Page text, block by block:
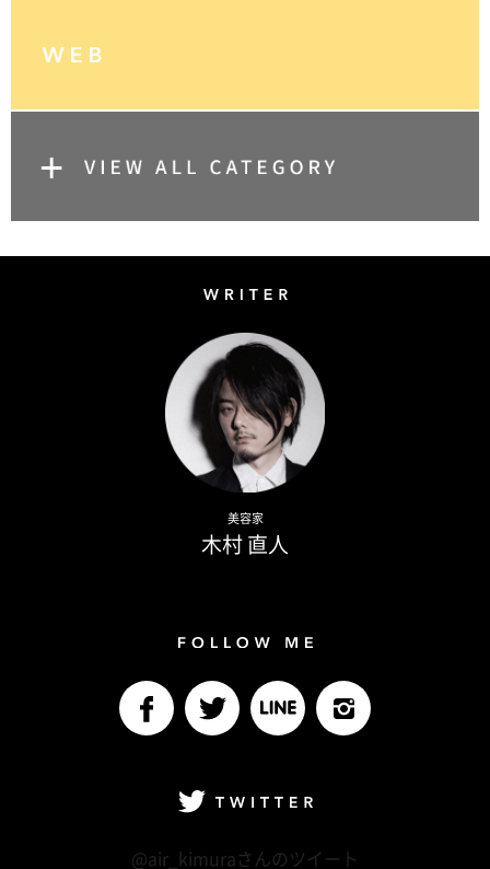
美容家
木村 直人
@air_kimuraさんのツイート